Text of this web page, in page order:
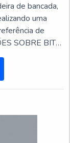
de bancada,
uma
de
SOBRE BITS
busca por
companhia